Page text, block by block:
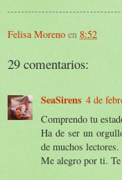
Felisa Moreno en 8:52
29 comentarios:
SeaSirens 4 de
Comprendo tu
Ha de ser un
de muchos lectores.
Me alegro por ti. Te